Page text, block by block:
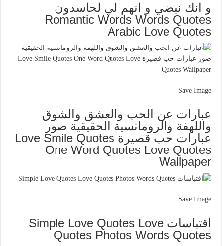
و انك نبضي و انهم لي لحاسدون
Romantic Words Words Quotes
Arabic Love Quotes
Save Image
عبارات عن الحب والعشق والشوق
واللهفة والرومانسية الحقيقية صور
عبارات حب قصيرة Love Smile Quotes
One Word Quotes Love Quotes
Wallpaper
Save Image
اقتباسات Simple Love Quotes Love
Quotes Photos Words Quotes